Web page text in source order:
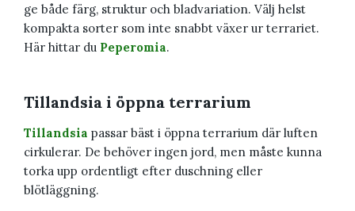
ge både färg, struktur och bladvariation. Välj helst
kompakta sorter som inte snabbt växer ur terrariet.
Här hittar du Peperomia.
Tillandsia i öppna terrarium
Tillandsia passar bäst i öppna terrarium där luften
cirkulerar. De behöver ingen jord, men måste kunna
torka upp ordentligt efter duschning eller
blötläggning.